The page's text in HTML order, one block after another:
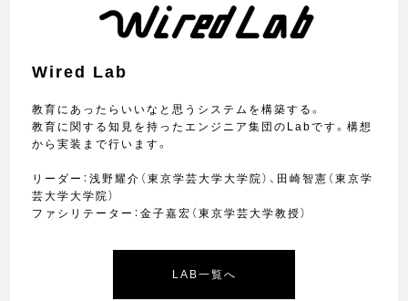
Wired Lab
教育にあったらいいなと思うシステムを構築する。
教育に関する知見を持ったエンジニア集団の Labです。構想
から実装まで行います。
リーダー：浅野耀介（東京学芸大学大学院）、田崎智憲（東京学
芸大学大学院）
ファシリテーター：金子嘉宏（東京学芸大学教授）
LAB一覧へ